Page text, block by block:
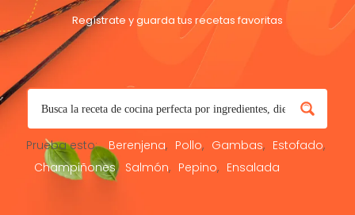
Regístrate y guarda tus recetas favoritas
Prueba esto: Berenjena Pollo Gambas
Estofado
Champiñones
Salmón Pepino Ensalada